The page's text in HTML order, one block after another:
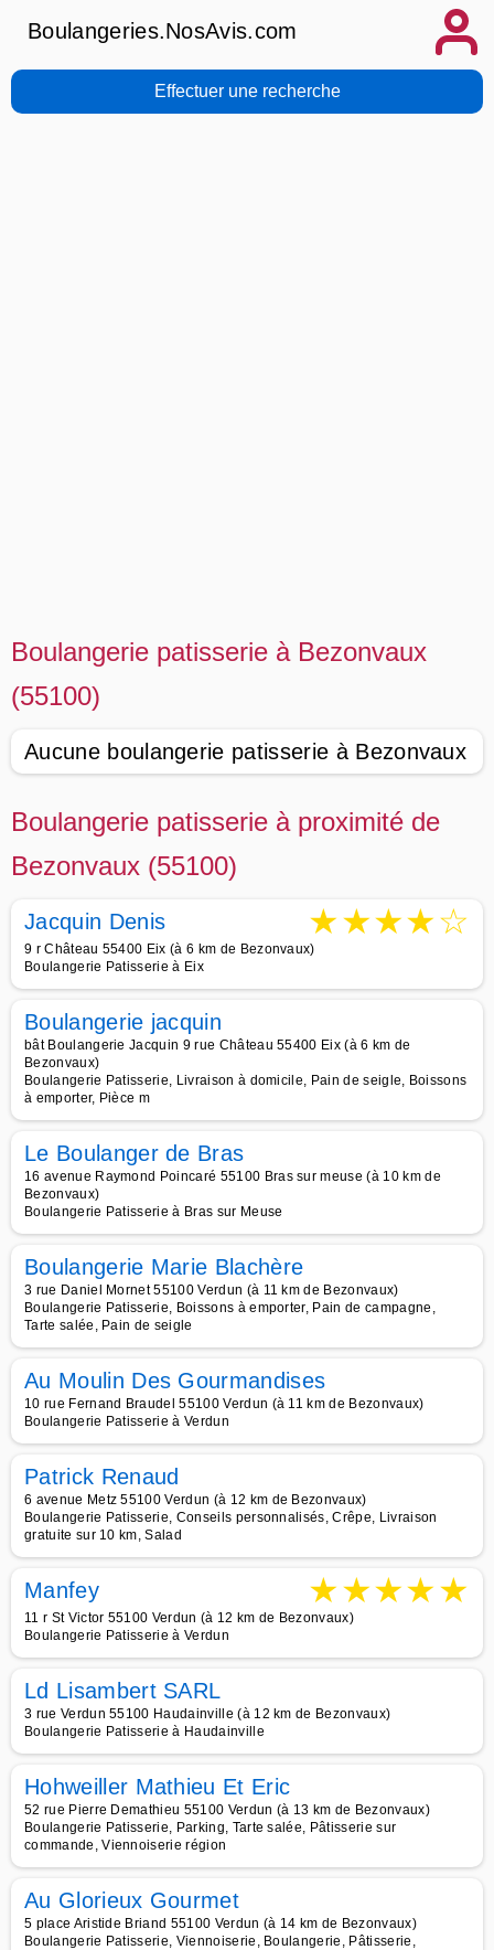
Boulangeries.NosAvis.com
Effectuer une recherche
Boulangerie patisserie à Bezonvaux
(55100)
Aucune boulangerie patisserie à Bezonvaux
Boulangerie patisserie à proximité de
Bezonvaux (55100)
Jacquin Denis ★★★★☆
9 r Château 55400 Eix (à 6 km de Bezonvaux)
Boulangerie Patisserie à Eix
Boulangerie jacquin
bât Boulangerie Jacquin 9 rue Château 55400 Eix (à 6 km de
Bezonvaux)
Boulangerie Patisserie, Livraison à domicile, Pain de seigle, Boissons
à emporter, Pièce m
Le Boulanger de Bras
16 avenue Raymond Poincaré 55100 Bras sur meuse (à 10 km de
Bezonvaux)
Boulangerie Patisserie à Bras sur Meuse
Boulangerie Marie Blachère
3 rue Daniel Mornet 55100 Verdun (à 11 km de Bezonvaux)
Boulangerie Patisserie, Boissons à emporter, Pain de campagne,
Tarte salée, Pain de seigle
Au Moulin Des Gourmandises
10 rue Fernand Braudel 55100 Verdun (à 11 km de Bezonvaux)
Boulangerie Patisserie à Verdun
Patrick Renaud
6 avenue Metz 55100 Verdun (à 12 km de Bezonvaux)
Boulangerie Patisserie, Conseils personnalisés, Crêpe, Livraison
gratuite sur 10 km, Salad
Manfey ★★★★★
11 r St Victor 55100 Verdun (à 12 km de Bezonvaux)
Boulangerie Patisserie à Verdun
Ld Lisambert SARL
3 rue Verdun 55100 Haudainville (à 12 km de Bezonvaux)
Boulangerie Patisserie à Haudainville
Hohweiller Mathieu Et Eric
52 rue Pierre Demathieu 55100 Verdun (à 13 km de Bezonvaux)
Boulangerie Patisserie, Parking, Tarte salée, Pâtisserie sur
commande, Viennoiserie région
Au Glorieux Gourmet
5 place Aristide Briand 55100 Verdun (à 14 km de Bezonvaux)
Boulangerie Patisserie, Viennoiserie, Boulangerie, Pâtisserie,